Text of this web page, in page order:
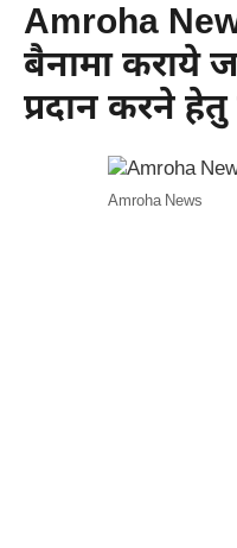
Amroha
बैनामा कराये
प्रदान करने
Amroha News